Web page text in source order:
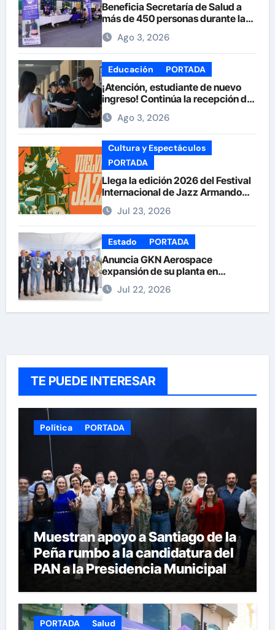
Beneficia Secretaría de Salud a
más de 450 personas durante la
Feria de la Salud en la Plaza de
ArmasAgo 3, 2026
Educación PORTADA
¡Atención, estudiante de nuevo
ingreso! Continúa la recepción de
documentos en la UACH.
Ago 3, 2026
Cultura y Espectáculos
PORTADA
Llega la edición 2026 del Festival
Internacional de Jazz Armando
Nuñez
Jul 23, 2026
Estado PORTADA
Anuncia GKN Aerospace
expansión de su planta en
Chihuahua
Jul 22, 2026
TE PUEDE INTERESAR
Política PORTADA
Muestran apoyo a Santiago de la
Peña rumbo a la candidatura del
PAN a la Presidencia Municipal
PORTADA Salud